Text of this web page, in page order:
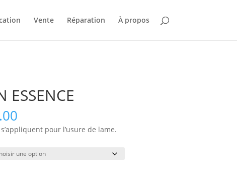
Vente Réparation À propos
ESSENCE
Plage
de
prix :
$70.00
à
pour l’usure de lame.